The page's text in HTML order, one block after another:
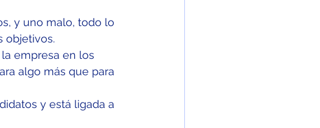
y uno malo, todo lo
objetivos.
empresa en los
algo más que para
y está ligada a